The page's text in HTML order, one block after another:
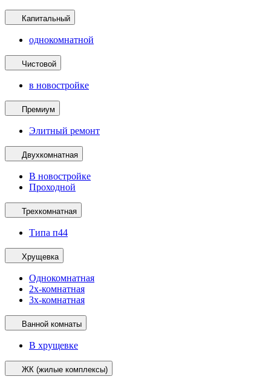
Капитальный
однокомнатной
Чистовой
в новостройке
Премиум
Элитный ремонт
Двухкомнатная
В новостройке
Проходной
Трехкомнатная
Типа п44
Хрущевка
Однокомнатная
2х-комнатная
3х-комнатная
Ванной комнаты
В хрущевке
ЖК (жилые комплексы)